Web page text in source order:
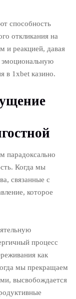
способность
откликания на
и реакцией, давая
эмоциональную
в 1xbet казино.
парадоксально
Когда мы
связанные с
которое
процесс
как
мы прекращаем
высвобождается